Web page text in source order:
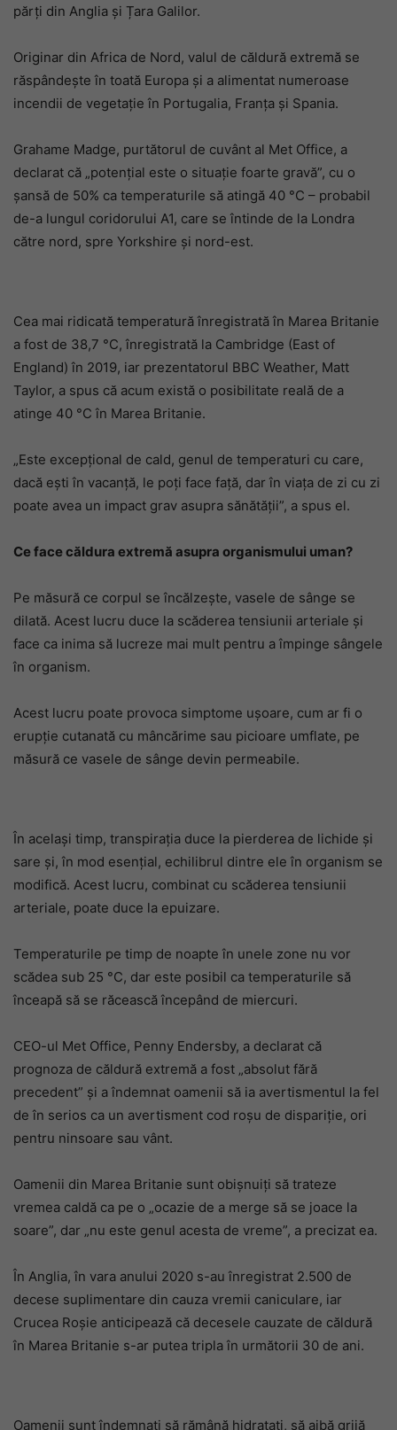
părți din Anglia și Țara Galilor.
Originar din Africa de Nord, valul de căldură extremă se
răspândește în toată Europa și a alimentat numeroase
incendii de vegetație în Portugalia, Franța și Spania.
Grahame Madge, purtătorul de cuvânt al Met Office, a
declarat că „potențial este o situație foarte gravă”, cu o
șansă de 50% ca temperaturile să atingă 40 °C – probabil
de-a lungul coridorului A1, care se întinde de la Londra
către nord, spre Yorkshire și nord-est.
Cea mai ridicată temperatură înregistrată în Marea Britanie
a fost de 38,7 °C, înregistrată la Cambridge (East of
England) în 2019, iar prezentatorul BBC Weather, Matt
Taylor, a spus că acum există o posibilitate reală de a
atinge 40 °C în Marea Britanie.
„Este excepțional de cald, genul de temperaturi cu care,
dacă ești în vacanță, le poți face față, dar în viața de zi cu zi
poate avea un impact grav asupra sănătății”, a spus el.
Ce face căldura extremă asupra organismului uman?
Pe măsură ce corpul se încălzește, vasele de sânge se
dilată. Acest lucru duce la scăderea tensiunii arteriale și
face ca inima să lucreze mai mult pentru a împinge sângele
în organism.
Acest lucru poate provoca simptome ușoare, cum ar fi o
erupție cutanată cu mâncărime sau picioare umflate, pe
măsură ce vasele de sânge devin permeabile.
În același timp, transpirația duce la pierderea de lichide și
sare și, în mod esențial, echilibrul dintre ele în organism se
modifică. Acest lucru, combinat cu scăderea tensiunii
arteriale, poate duce la epuizare.
Temperaturile pe timp de noapte în unele zone nu vor
scădea sub 25 °C, dar este posibil ca temperaturile să
înceapă să se răcească începând de miercuri.
CEO-ul Met Office, Penny Endersby, a declarat că
prognoza de căldură extremă a fost „absolut fără
precedent” și a îndemnat oamenii să ia avertismentul la fel
de în serios ca un avertisment cod roșu de dispariție, ori
pentru ninsoare sau vânt.
Oamenii din Marea Britanie sunt obișnuiți să trateze
vremea caldă ca pe o „ocazie de a merge să se joace la
soare”, dar „nu este genul acesta de vreme”, a precizat ea.
În Anglia, în vara anului 2020 s-au înregistrat 2.500 de
decese suplimentare din cauza vremii caniculare, iar
Crucea Roșie anticipează că decesele cauzate de căldură
în Marea Britanie s-ar putea tripla în următorii 30 de ani.
Oamenii sunt îndemnați să rămână hidratați, să aibă grijă